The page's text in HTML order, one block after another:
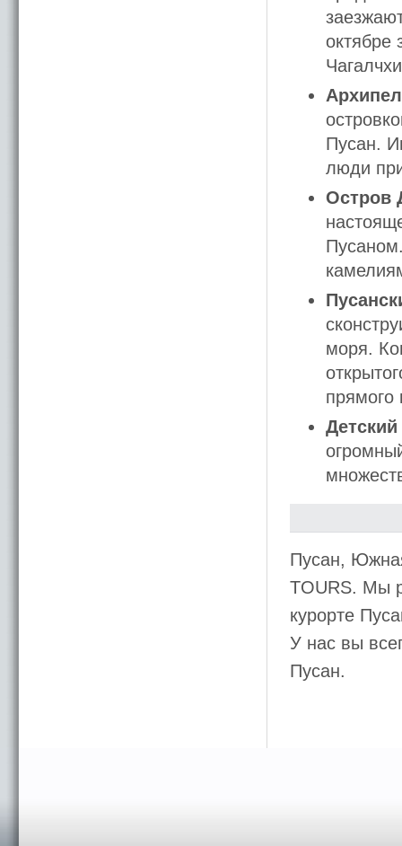
октябре
Пусан.
люди
Остров
моря.
прямого
Пусан,
TOURS. Мы
курорте
У нас вы
Пусан.